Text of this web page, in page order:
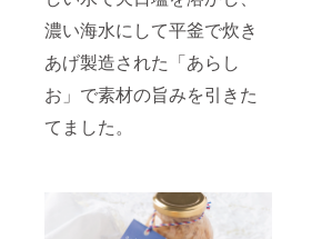
濃い海水にして平釜で炊き
あげ製造された「あらし
お」で素材の旨みを引きた
てました。